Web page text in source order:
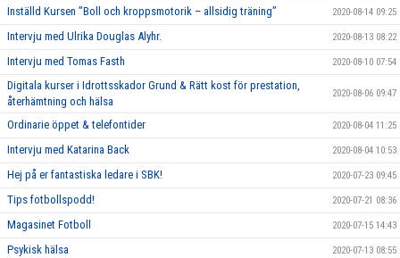
Inställd Kursen ”Boll och kroppsmotorik – allsidig träning” 2020-08-14 09:25
Intervju med Ulrika Douglas Alyhr. 2020-08-13 08:22
Intervju med Tomas Fasth 2020-08-10 07:54
Digitala kurser i Idrottsskador Grund & Rätt kost för prestation,
återhämtning och hälsa
2020-08-06 09:47
Ordinarie öppet & telefontider 2020-08-04 11:25
Intervju med Katarina Back 2020-08-04 10:53
Hej på er fantastiska ledare i SBK! 2020-07-23 09:45
Tips fotbollspodd! 2020-07-21 08:36
Magasinet Fotboll 2020-07-15 14:43
Psykisk hälsa 2020-07-13 08:55